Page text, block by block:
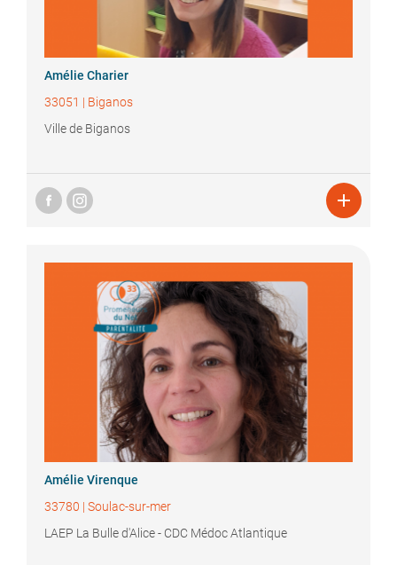
Amélie Charier
33051 | Biganos
Ville de Biganos

Amélie Virenque
33780 | Soulac-sur-mer
LAEP La Bulle d'Alice - CDC Médoc Atlantique